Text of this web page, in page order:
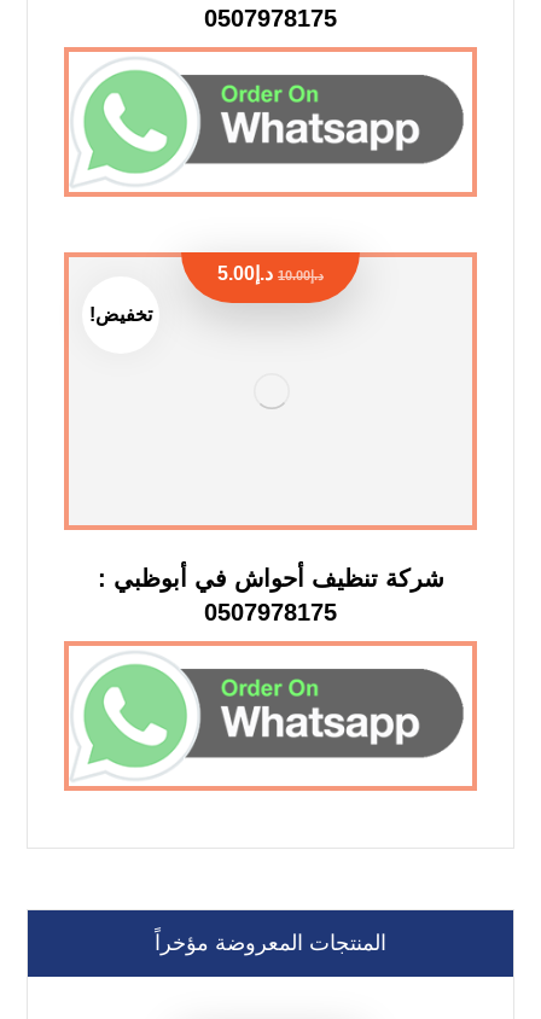
0507978175
تخفيض!
شركة تنظيف أحواش في أبوظبي :
0507978175
د.إ10.00 د.إ 5.00
المنتجات المعروضة مؤخراً